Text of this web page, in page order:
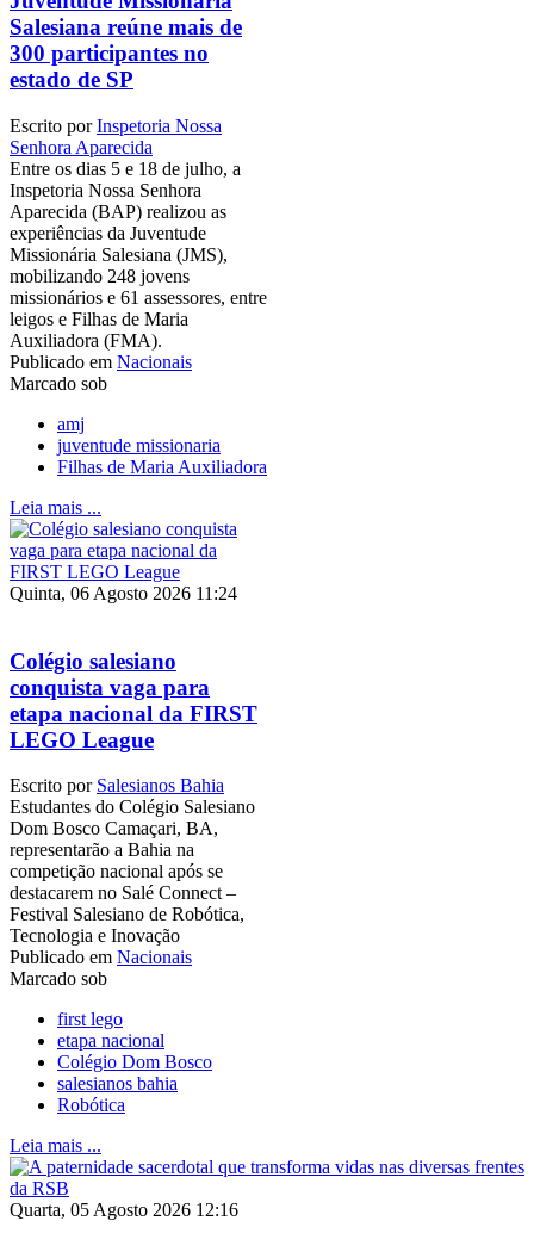
Salesiana reúne mais de
300 participantes no
estado de SP
Escrito porInspetoria Nossa
Senhora Aparecida
Entre os dias 5 e 18 de julho, a
Inspetoria Nossa Senhora
Aparecida (BAP) realizou as
experiências da Juventude
Missionária Salesiana (JMS),
mobilizando 248 jovens
missionários e 61 assessores, entre
leigos e Filhas de Maria
Auxiliadora (FMA).
Publicado em Nacionais
Marcado sob
amj
juventude missionaria
Filhas de Maria Auxiliadora
Leia mais ...
Quinta, 06 Agosto 2026 11:24
Colégio salesiano
conquista vaga para
etapa nacional da FIRST
LEGO League
Escrito por Salesianos Bahia
Estudantes do Colégio Salesiano
Dom Bosco Camaçari, BA,
representarão a Bahia na
competição nacional após se
destacarem no Salé Connect –
Festival Salesiano de Robótica,
Tecnologia e Inovação
Publicado em Nacionais
Marcado sob
first lego
etapa nacional
Colégio Dom Bosco
salesianos bahia
Robótica
Leia mais ...
Quarta, 05 Agosto 2026 12:16